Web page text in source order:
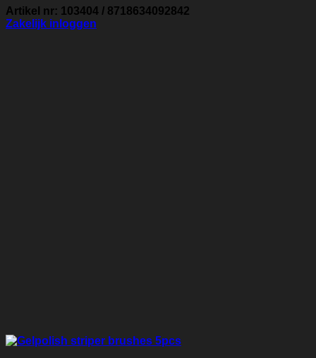
Artikel nr: 103404 / 8718634092842
Zakelijk inloggen